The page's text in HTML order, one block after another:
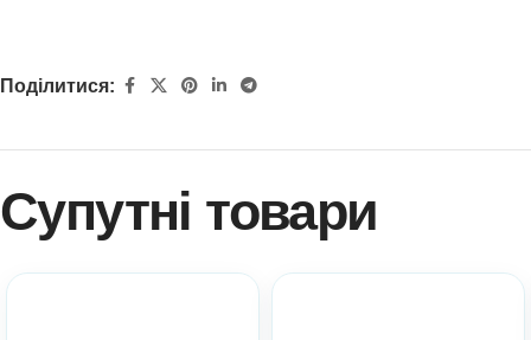
Поділитися:
Супутні товари